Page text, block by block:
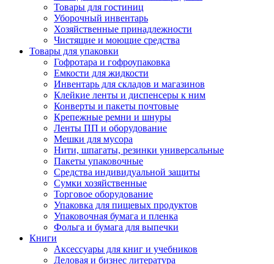
Товары для гостиниц
Уборочный инвентарь
Хозяйственные принадлежности
Чистящие и моющие средства
Товары для упаковки
Гофротара и гофроупаковка
Емкости для жидкости
Инвентарь для складов и магазинов
Клейкие ленты и диспенсеры к ним
Конверты и пакеты почтовые
Крепежные ремни и шнуры
Ленты ПП и оборудование
Мешки для мусора
Нити, шпагаты, резинки универсальные
Пакеты упаковочные
Средства индивидуальной защиты
Сумки хозяйственные
Торговое оборудование
Упаковка для пищевых продуктов
Упаковочная бумага и пленка
Фольга и бумага для выпечки
Книги
Аксессуары для книг и учебников
Деловая и бизнес литература